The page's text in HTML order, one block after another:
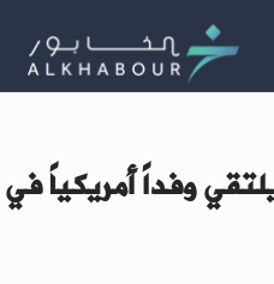
وفداً أمريكياً في